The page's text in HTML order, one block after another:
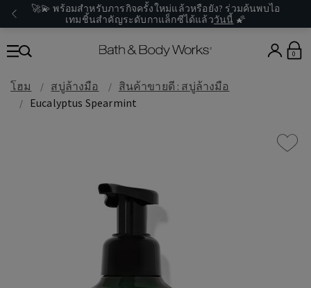
🚀💫 พร้อมสำหรับภารกิจครั้งใหม่แล้วหรือยัง? ร่วมค้นพบไอ
เทมชิ้นสำคัญระดับกาแล็กซีได้แล้ววันนี้ 🌠
0
โฮม สบู่ล้างมือ
สินค้าขายดี : สบู่ล้างมือ
Eucalyptus Spearmint